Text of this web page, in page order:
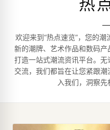
欢迎来到“热点速览”，您的
新的潮牌、艺术作品和数码
打造一站式潮流资讯平台。
交流，我们都旨在让您紧跟
入我们，洞察先